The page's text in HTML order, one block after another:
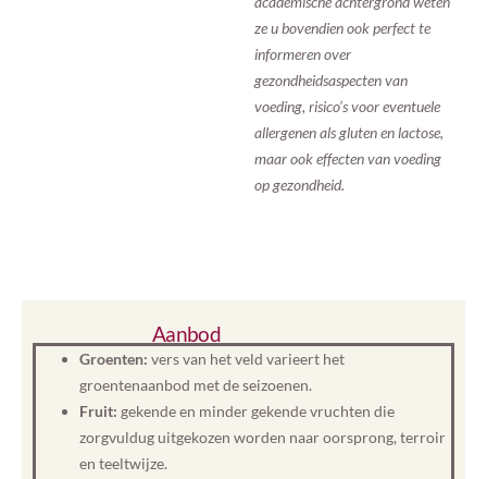
ze u bovendien ook perfect te
informeren over
gezondheidsaspecten van
voeding, risico’s voor eventuele
allergenen als gluten en lactose,
maar ook effecten van voeding
op gezondheid.
Aanbod
Groenten: vers van het veld varieert het
groentenaanbod met de seizoenen.
Fruit: gekende en minder gekende vruchten die
zorgvuldug uitgekozen worden naar oorsprong, terroir
en teeltwijze.